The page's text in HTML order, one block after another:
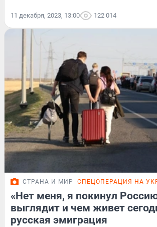
11 декабря, 2023, 13:00 122 014
СТРАНА И МИР СПЕЦОПЕРАЦИЯ НА
«Нет меня, я покинул
выглядит и чем живет
русская эмиграция